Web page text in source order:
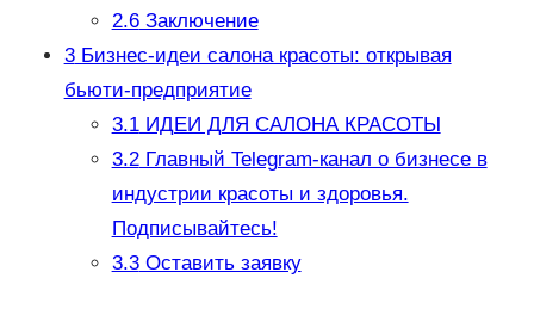
2.6Заключение
3Бизнес-идеи салона красоты: открывая
бьюти-предприятие
3.1ИДЕИ ДЛЯ САЛОНА КРАСОТЫ
3.2Главный Telegram-канал о бизнесе в
индустрии красоты и здоровья.
Подписывайтесь!
3.3Оставить заявку